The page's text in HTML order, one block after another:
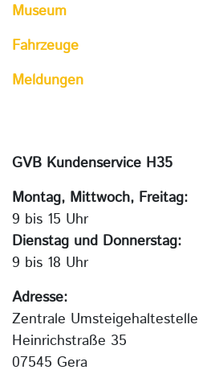
Museum
Fahrzeuge
Meldungen
GVB Kundenservice H35
Montag, Mittwoch, Freitag:
9 bis 15 Uhr
Dienstag und Donnerstag:
9 bis 18 Uhr
Adresse:
Zentrale Umsteigehaltestelle
Heinrichstraße 35
07545 Gera